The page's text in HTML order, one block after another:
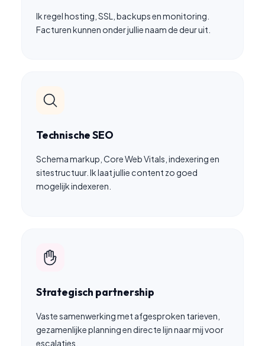
Ik regel hosting, SSL, backups en monitoring.
Facturen kunnen onder jullie naam de deur uit.
Technische SEO
Schema markup, Core Web Vitals, indexering en
sitestructuur. Ik laat jullie content zo goed
mogelijk indexeren.
Strategisch partnership
Vaste samenwerking met afgesproken tarieven,
gezamenlijke planning en directe lijn naar mij voor
escalaties.